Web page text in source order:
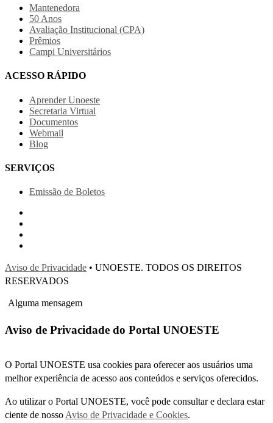
Mantenedora
50 Anos
Avaliação Institucional (CPA)
Prêmios
Campi Universitários
ACESSO RÁPIDO
Aprender Unoeste
Secretaria Virtual
Documentos
Webmail
Blog
SERVIÇOS
Emissão de Boletos
Aviso de Privacidade • UNOESTE. TODOS OS DIREITOS
RESERVADOS
Alguma mensagem
Aviso de Privacidade do Portal UNOESTE
O Portal UNOESTE usa cookies para oferecer aos usuários uma
melhor experiência de acesso aos conteúdos e serviços oferecidos.
Ao utilizar o Portal UNOESTE, você pode consultar e declara estar
ciente de nosso Aviso de Privacidade e Cookies.